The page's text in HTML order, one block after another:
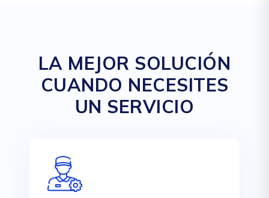
LA MEJOR SOLUCIÓN
CUANDO NECESITES
UN SERVICIO